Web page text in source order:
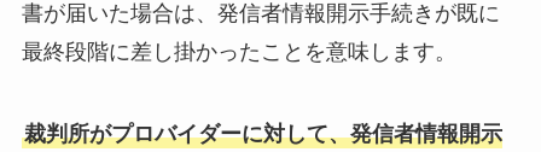
書が届いた場合は、発信者情報開示手続きが既に
最終段階に差し掛かったことを意味します。
裁判所がプロバイダーに対して、発信者情報開示